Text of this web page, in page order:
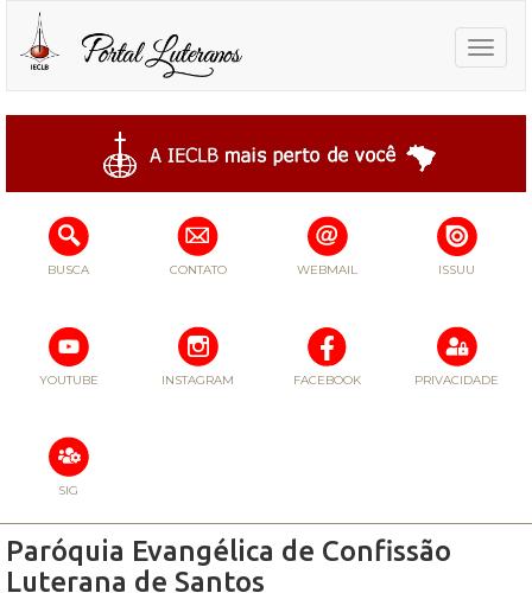
Toggle
BUSCA CONTATO WEBMAIL ISSUU
YOUTUBE INSTAGRAM FACEBOOK PRIVACIDADE
SIG
Paróquia Evangélica de Confissão
Luterana de Santos